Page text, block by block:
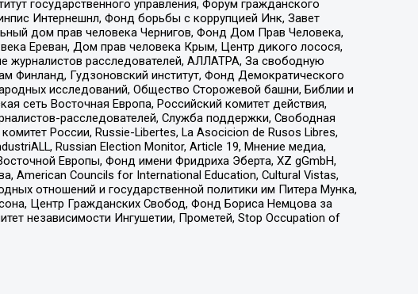
государственного управления, Форум гражданского
Интернешнл, Фонд борьбы с коррупцией Инк, Завет
дом прав человека Чернигов, Фонд Дом Прав Человека,
Ереван, Дом прав человека Крым, Центр дикого лосося,
журналистов расследователей, АЛЛАТРА, За свободную
Финланд, Гудзоновский институт, Фонд Демократического
исследований, Общество Сторожевой башни, Библии и
сеть Восточная Европа, Российский комитет действия,
расследователей, Служба поддержки, Свободная
России, Russie-Libertes, La Asocicion de Rusos Libres,
Russian Election Monitor, Article 19, Мнение медиа,
Европы, Фонд имени Фридриха Эберта, XZ gGmbH,
American Councils for International Education, Cultural Vistas,
отношений и государственной политики им Питера Мунка,
Центр Гражданских Свобод, Фонд Бориса Немцова за
независимости Ингушетии, Прометей, Stop Occupation of